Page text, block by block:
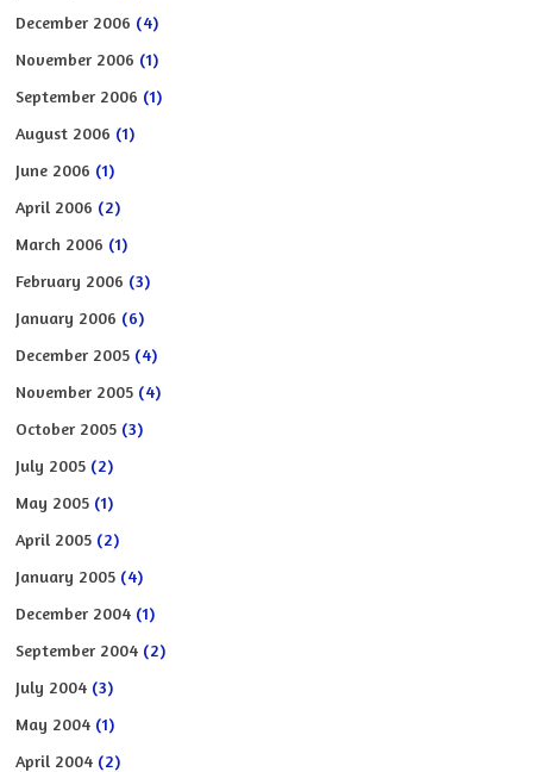
December 2006 (4)
November 2006 (1)
September 2006 (1)
August 2006 (1)
June 2006 (1)
April 2006 (2)
March 2006 (1)
February 2006 (3)
January 2006 (6)
December 2005 (4)
November 2005 (4)
October 2005 (3)
July 2005 (2)
May 2005 (1)
April 2005 (2)
January 2005 (4)
December 2004 (1)
September 2004 (2)
July 2004 (3)
May 2004 (1)
April 2004 (2)